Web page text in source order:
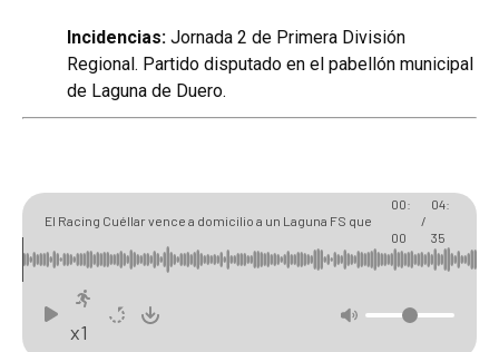
Incidencias: Jornada 2 de Primera División
Regional. Partido disputado en el pabellón municipal
de Laguna de Duero.
El Racing Cuéllar vence a domicilio a un Laguna FS que
pudo dar la sorpresa
00:
00
/
04:
35
x1